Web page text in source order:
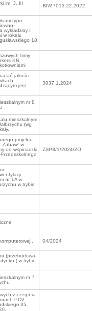
im. J. III
BIW.7013.22.2022
typu
wykładziny i
w lokalu
18
firmy
KN,
jakości
jest
3037.1.2024
nr 8
mieszkalnym
(wg
projektu
Zabaw” w
do wspinaczki
ZSP8/1/2024/ZO
nr 1A w
w trybie
. 04/2024
(przebudowa
w trybie
nr 7
z czerpnią
PCV
35,